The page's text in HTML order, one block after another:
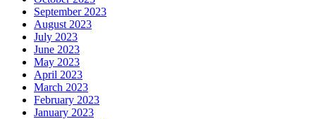
September 2023
August 2023
July 2023
June 2023
May 2023
April 2023
March 2023
February 2023
January 2023